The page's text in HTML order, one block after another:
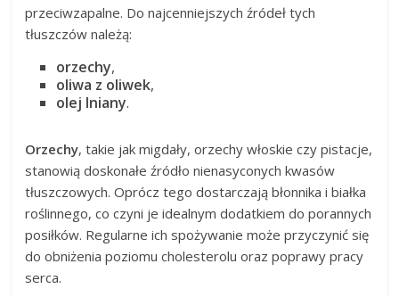
przeciwzapalne. Do najcenniejszych źródeł tych
tłuszczów należą:
orzechy,
oliwa z oliwek,
olej lniany.
Orzechy, takie jak migdały, orzechy włoskie czy pistacje,
stanowią doskonałe źródło nienasyconych kwasów
tłuszczowych. Oprócz tego dostarczają błonnika i białka
roślinnego, co czyni je idealnym dodatkiem do porannych
posiłków. Regularne ich spożywanie może przyczynić się
do obniżenia poziomu cholesterolu oraz poprawy pracy
serca.